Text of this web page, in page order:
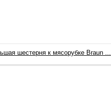
шестерня к мясорубке Braun ...